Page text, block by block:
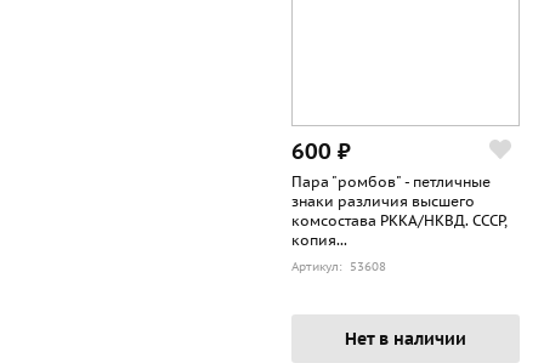
600 ₽
Пара "ромбов" - петличные
знаки различия высшего
комсостава РККА/НКВД. СССР,
копия...
Артикул: 53608
Нет в наличии